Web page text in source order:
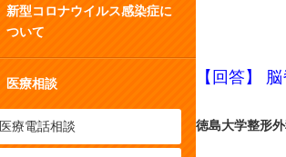
【回答】
徳島大学整形
新型コロナウイルス感染症に
ついて
医療相談
医療電話相談